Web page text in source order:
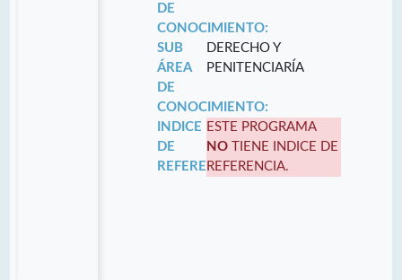
DE
CONOCIMIENTO:
SUB
ÁREA
DE
CONOCIMIENTO:
DERECHO Y
PENITENCIARÍA
INDICE
DE
REFERENCIA:
ESTE PROGRAMA
NO TIENE INDICE DE
REFERENCIA.